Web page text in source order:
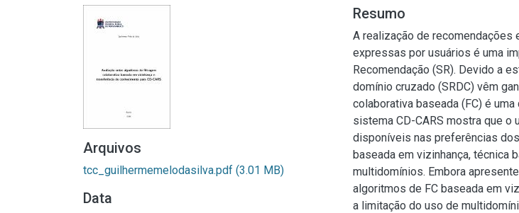
Arquivos
tcc_guilhermemelodasilva.pdf (3.01 MB)
Data
Resumo
A realização de recomendações
expressas por usuários é uma
Recomendação (SR). Devido a
domínio cruzado (SRDC) vêm
colaborativa baseada (FC) é
sistema CD-CARS mostra que
disponíveis nas preferências
baseada em vizinhança, técnica
multidomínios. Embora
algoritmos de FC baseada em
a limitação do uso de